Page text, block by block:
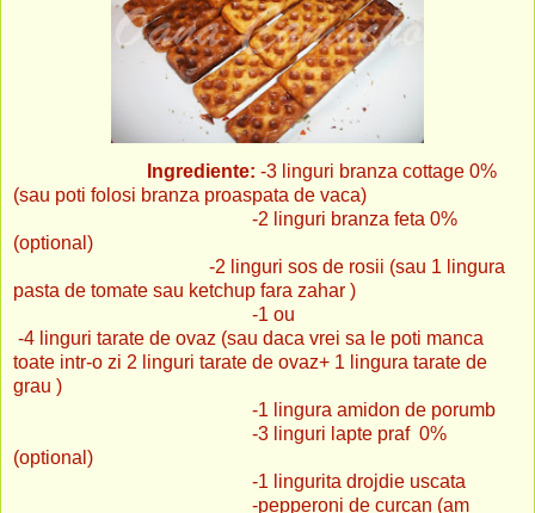
Ingrediente: -3 linguri branza cottage 0%
(sau poti folosi branza proaspata de vaca)
-2 linguri branza feta 0%
(optional)
-2 linguri sos de rosii (sau 1 lingura
pasta de tomate sau ketchup fara zahar )
-1 ou
-4 linguri tarate de ovaz (sau daca vrei sa le poti manca
toate intr-o zi 2 linguri tarate de ovaz+ 1 lingura tarate de
grau )
-1 lingura amidon de porumb
-3 linguri lapte praf 0%
(optional)
-1 lingurita drojdie uscata
-pepperoni de curcan (am